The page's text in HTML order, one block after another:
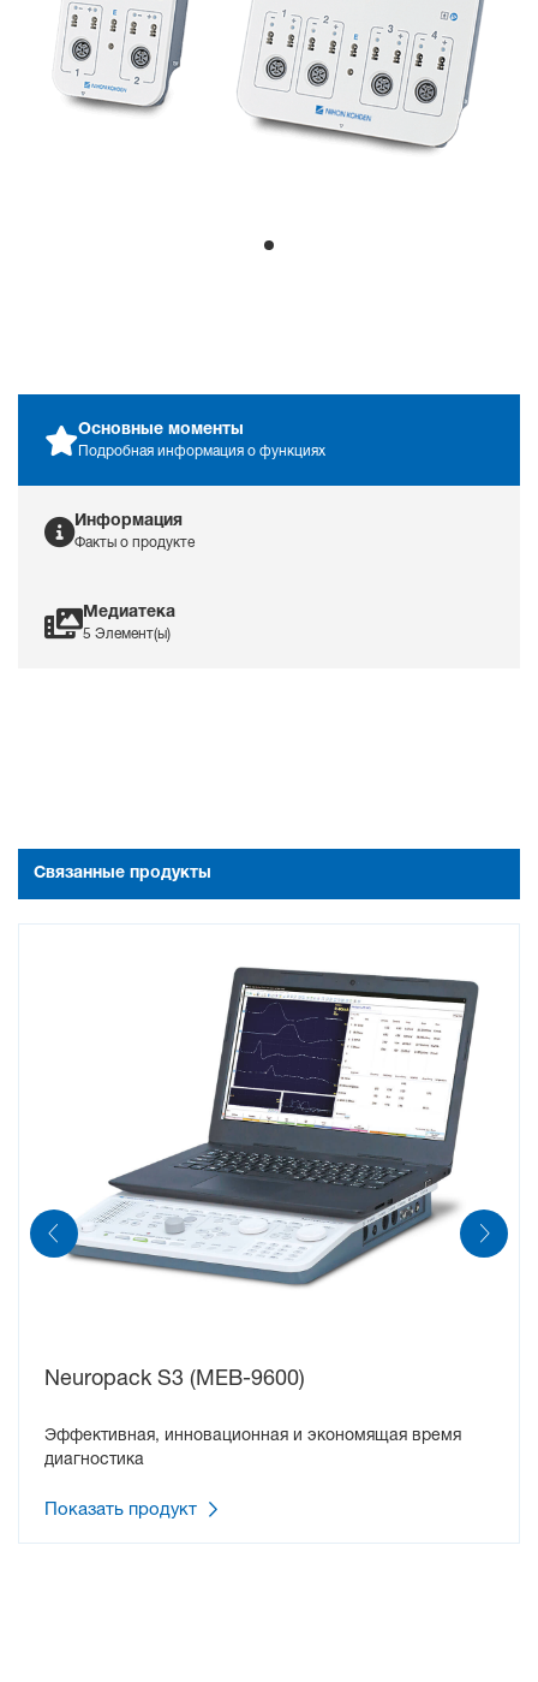
Основные моменты
Подробная информация о функциях
Информация
Факты о продукте
Медиатека
5 Элемент(ы)
Поддерживает выборные
подключения электродов
(DIN-разъем или общий
разъем), многоразовый
обеспечивает легкую
мобильность, облегчая
использование как в
Связанные продукты
Neuropack S3 (MEB-9600)
Эффективная, инновационная и экономящая время
диагностика
Показать продукт